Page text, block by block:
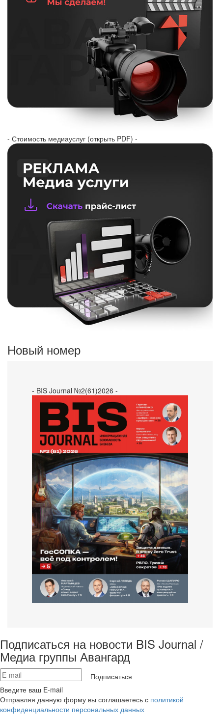
- Стоимость медиауслуг (открыть PDF) -
Новый номер
- BIS Journal №2(61)2026 -
Подписаться на новости BIS Journal /
Медиа группы Авангард
Подписаться
Введите ваш E-mail
Отправляя данную форму вы соглашаетесь с политикой
конфиденциальности персональных данных